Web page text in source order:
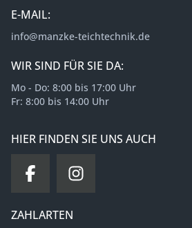
E-MAIL:
info@manzke-teichtechnik.de
WIR SIND FÜR SIE DA:
Mo - Do: 8:00 bis 17:00 Uhr
Fr: 8:00 bis 14:00 Uhr
HIER FINDEN SIE UNS AUCH
ZAHLARTEN